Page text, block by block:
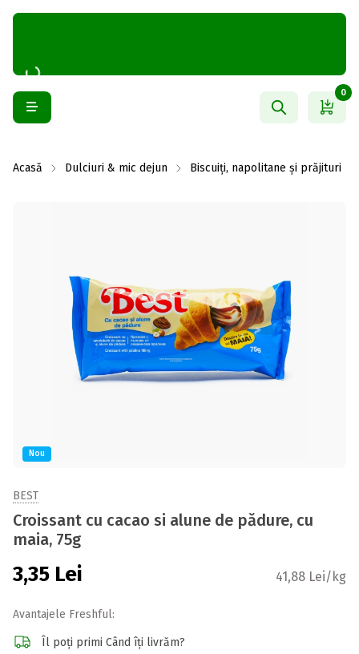
0
Acasă Dulciuri & mic dejun Biscuiți, napolitane și prăjituri
Nou
BEST
Croissant cu cacao si alune de pădure, cu
maia, 75g
3,35 Lei 41,88 Lei/kg
Avantajele Freshful:
Îl poți primi Când îți livrăm?